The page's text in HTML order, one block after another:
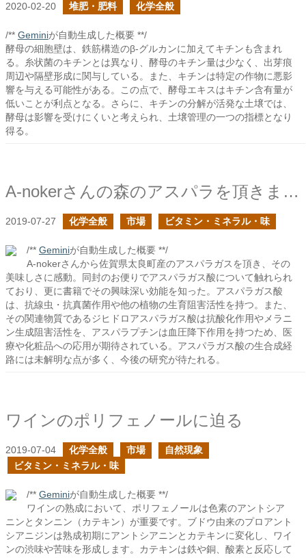
2020-02-20 堆肥・肥料 化学全般
/** Geminiが自動生成した概要 **/
酵母の細胞壁は、鉄筋構造のβ-グルカンに加えてキチンも含まれ
る。糸状菌のキチンとは異なり、酵母のキチン量は少なく、出芽痕
周辺や隔壁形成に関与している。また、キチンは特定の作物に悪影
響を与える可能性がある。この点で、酵母エキスはキチン含有量が
低いことが利点となる。さらに、キチンの分解が活発な土壌では、
酵母は影響を受けにくいと考えられ、土壌管理の一つの指標となり
得る。
A-nokerさんの森のアスパラを頂きました
2019-07-27 化学全般 市場 ビタミン・ミネラル・味
/** Geminiが自動生成した概要 **/
A-nokerさんから佐賀県太良町産のアスパラガスを頂き、その
美味しさに感動。同封のお便りでアスパラガス酸について触れられ
ており、更に書籍でその興味深い効能を知った。アスパラガス酸
は、抗線虫・抗真菌作用や他の植物の生育阻害活性を持つ。また、
その関連物質であるジヒドロアスパラガス酸は抗酸化作用やメラニ
ン生成阻害活性を、アスパラプチンは血圧降下作用を持つため、医
療や化粧品への応用が期待されている。アスパラガス酸の生合成経
路には未解明な点が多く、今後の研究が待たれる。
ワインのポリフェノールに迫る
2019-07-04 化学全般 市場
自然現象
ビタミン・ミネラル・味
/** Geminiが自動生成した概要 **/
ワインの熟成において、ポリフェノールは色素のアントシア
ニンとタンニン（カテキン）が重要です。ブドウ由来のプロアント
シアニジンは熟成初期にアントシアニンとカテキンに変化し、ワイ
ンの渋味や苦味を形成します。カテキンは鉄や銅、酸素と反応して